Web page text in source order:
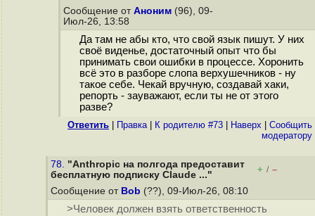
Сообщение от Аноним (96), 09-
Июл-26, 13:58
Да там не абы кто, что свой язык пишут. У них
своё виденье, достаточный опыт что бы
принимать свои ошибки в процессе. Хоронить
всё это в разборе слопа верхушечников - ну
такое себе. Чекай вручную, создавай хаки,
репорть - зауважают, если ты не от этого
разве?
Ответить Правка| К родителю #73 Наверх
Cообщить
модератору
78. "Anthropic на полгода предоставит
бесплатную подписку Claude ..."
+ / –
Сообщение от Bob (??), 09-Июл-26, 08:10
>Человек должен взять ответственность